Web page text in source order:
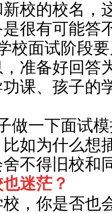
校的校名，
很有可能答
面试阶段要
准备好回答
课、孩子的
一下面试模
如为什么想
不得旧校和
迷茫？
你是否也会